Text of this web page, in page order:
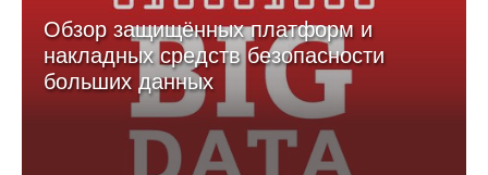
Обзор защищённых платформ и
накладных средств безопасности
больших данных